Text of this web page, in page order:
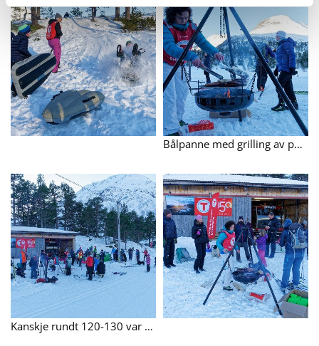
Bålpanne med grilling av pøsler.
Kanskje rundt 120-130 var i aktivitet ved Eresfjord og Vistdal skisenter.